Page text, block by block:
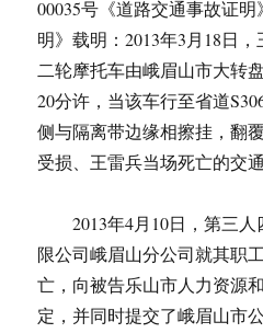
00035号《道路交通事故证
明》载明：2013年3月18日
二轮摩托车由峨眉山市大转
20分许，当该车行至省道
侧与隔离带边缘相擦挂，翻
受损、王雷兵当场死亡的交通
2013年4月10日，第三人
限公司峨眉山分公司就其职
亡，向被告乐山市人力资源
定，并同时提交了峨眉山市